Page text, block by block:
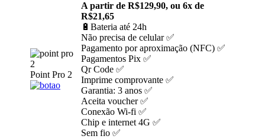
Point Pro 2
A partir de R$129,90, ou 6x de
R$21,65
🔋Bateria até 24h
Não precisa de celular ✅
Pagamento por aproximação (NFC) ✅
Pagamentos Pix ✅
Qr Code ✅
Imprime comprovante ✅
Garantia: 3 anos ✅
Aceita voucher ✅
Conexão Wi-fi ✅
Chip e internet 4G ✅
Sem fio ✅